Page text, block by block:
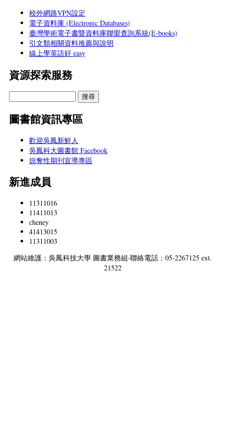
校外網路VPN設定
電子資料庫 (Electronic Databases)
臺灣學術電子書暨資料庫聯盟查詢系統(E-books)
引文類相關資料推薦與說明
線上學英語好 easy
資源探索服務
圖書館資訊專區
歡迎吳鳳新鮮人
吳鳳科大圖書館 Facebook
掠奪性期刊宣導專區
新進成員
11311016
11411013
cheney
41413015
11311003
網站維護：吳鳳科技大學 圖書業務組‧聯絡電話：05-2267125 ext.
21522